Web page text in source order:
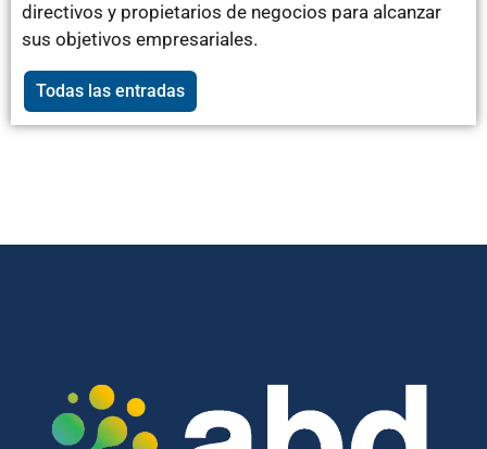
directivos y propietarios de negocios para alcanzar
sus objetivos empresariales.
Todas las entradas